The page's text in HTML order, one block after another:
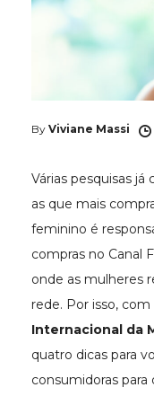
By Viviane Massi
Várias pesquisas
as que mais
feminino é
compras no Canal
onde as mulheres
rede. Por isso,
Internacional da
quatro dicas para
consumidoras